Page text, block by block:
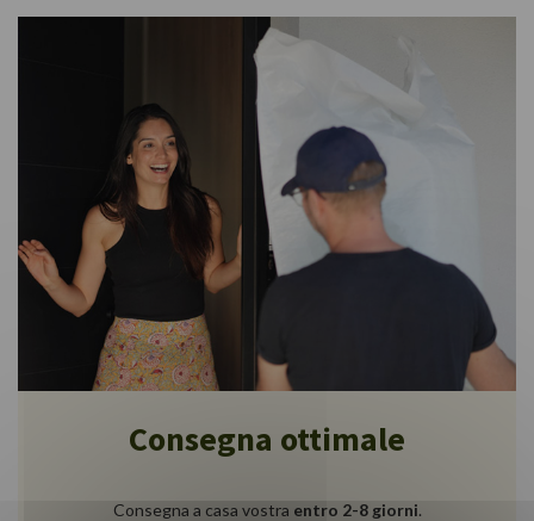
Consegna ottimale
Consegna a casa vostra entro 2-8 giorni.